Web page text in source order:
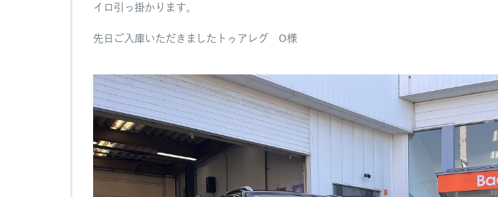
イロ引っ掛かります。
先日ご入庫いただきましたトゥアレグ O様